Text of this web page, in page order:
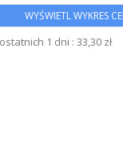
WYŚWIETL WYKRES
1 dni : 33,30 zł